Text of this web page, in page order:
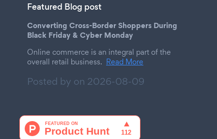
Featured Blog post
Converting Cross-Border Shoppers During
Black Friday & Cyber Monday
Online commerce is an integral part of the
overall retail business. Read More
Posted by on 2026-08-09